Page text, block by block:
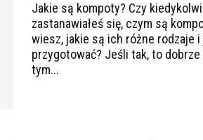
Jakie są kompoty? Czy
zastanawiałeś się, czym są
wiesz, jakie są ich różne rodzaje i
przygotować? Jeśli tak, to dobrze
tym...